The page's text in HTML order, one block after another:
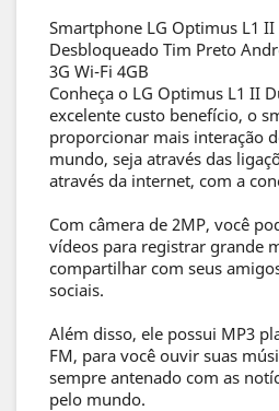
Smartphone LG Optimus L1 II
Desbloqueado Tim Preto
3G Wi-Fi 4GB
Conheça o LG Optimus L1 II
excelente custo benefício, o
proporcionar mais interação
mundo, seja através das
através da internet, com a
Com câmera de 2MP, você
vídeos para registrar grande
compartilhar com seus
sociais.
Além disso, ele possui MP3
FM, para você ouvir suas
sempre antenado com as
pelo mundo.